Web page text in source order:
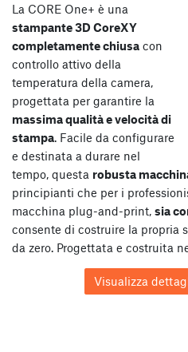
La CORE One+ è una
stampante 3D CoreXY
completamente chiusa con
controllo attivo della
temperatura della camera,
progettata per garantire la
massima qualità e velocità di
stampa. Facile da configurare
e destinata a durare nel
tempo, questa robusta
principianti che per i
macchina plug-and-print, sia
consente di costruire la propria
da zero. Progettata e costruita
Visualizza